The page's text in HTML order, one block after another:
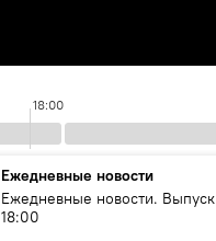
18:00
Ежедневные новости
Ежедневные новости. Выпуск
18:00